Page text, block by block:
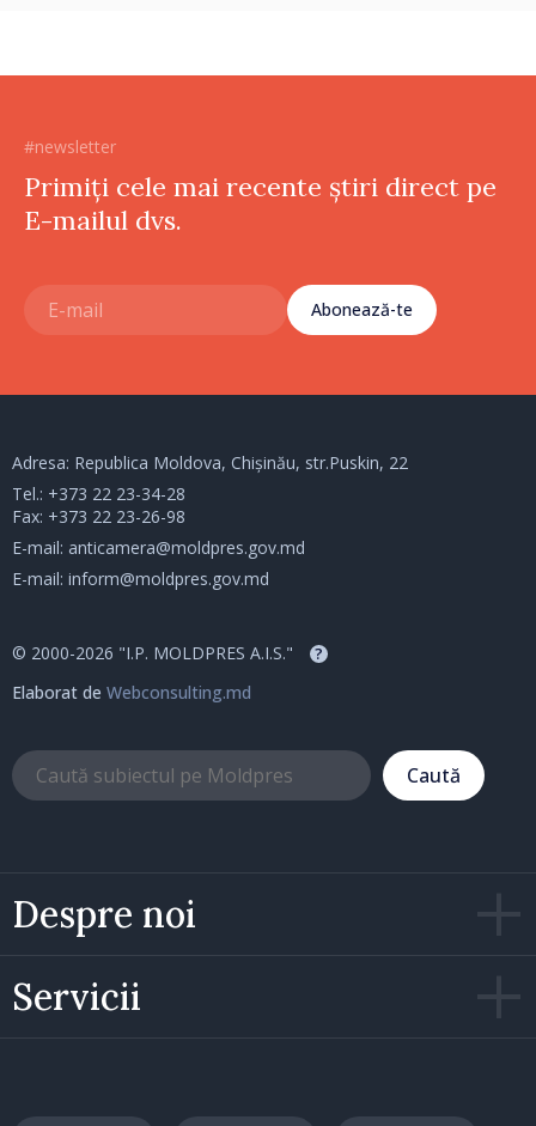
#newsletter
Primiți cele mai recente știri direct pe
E-mailul dvs.
Abonează-te
Despre noi
Servicii
Adresa: Republica Moldova, Chișinău, str.Puskin, 22
Tel.: +373 22 23-34-28
Fax: +373 22 23-26-98
E-mail: anticamera@moldpres.gov.md
E-mail: inform@moldpres.gov.md
© 2000-2026 "I.P. MOLDPRES A.I.S." ?
Elaborat de Webconsulting.md
Caută